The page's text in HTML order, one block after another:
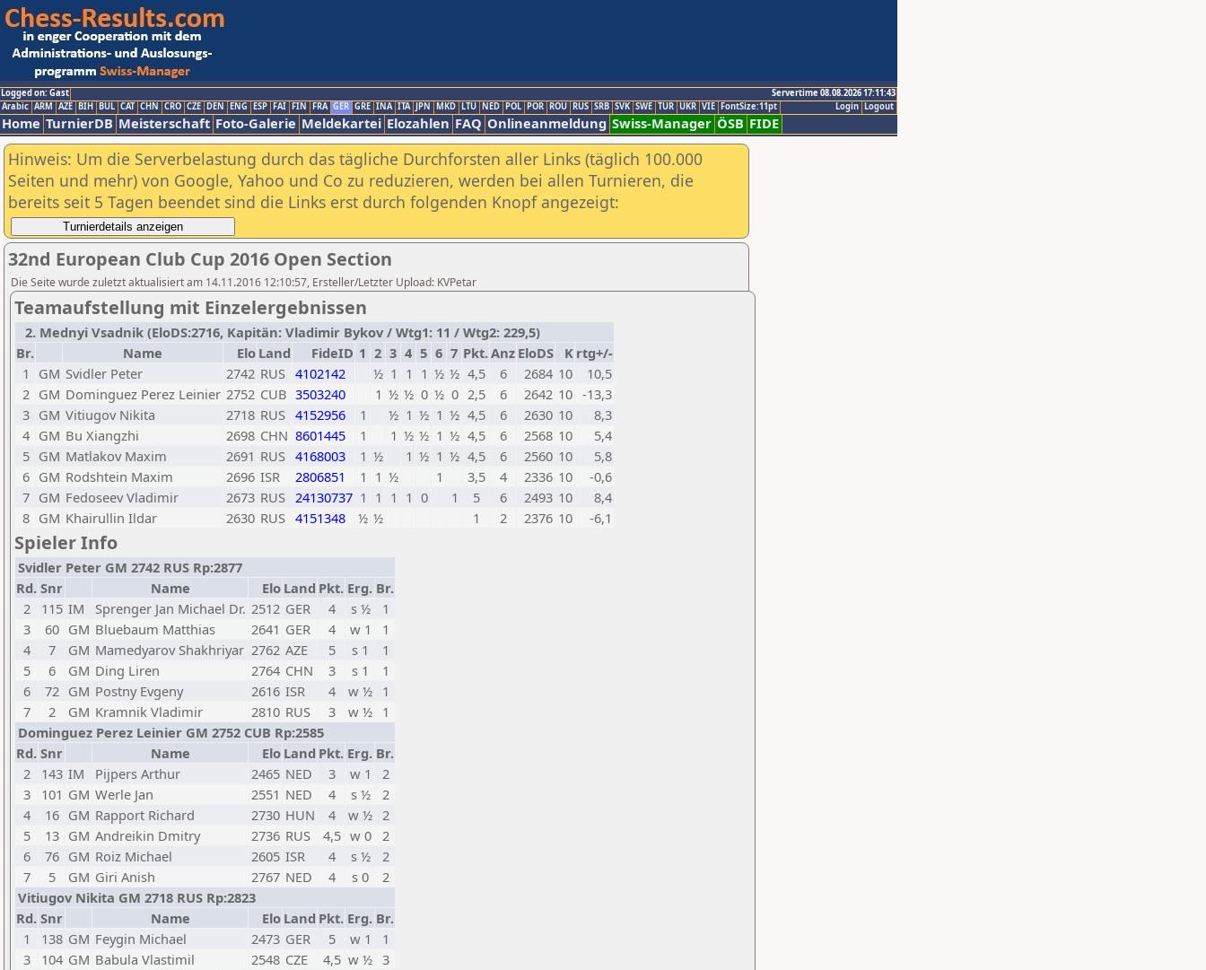
Logged on: Gast
Servertime 08.08.2026 17:11:43
Logout
Login
Arabic ARM AZE BIH BUL CAT CHN CRO CZE DEN ENG ESP FAI FIN FRA GER GRE INA ITA JPN MKD LTU NED POL POR ROU RUS SRB SVK SWE TUR UKR VIE FontSize:11pt
Home TurnierDB Meisterschaft Foto-Galerie Meldekartei Elozahlen FAQ Onlineanmeldung Swiss-Manager ÖSB FIDE
Hinweis: Um die Serverbelastung durch das tägliche Durchforsten aller Links (täglich 100.000
Seiten und mehr) von Google, Yahoo und Co zu reduzieren, werden bei allen Turnieren, die
bereits seit 5 Tagen beendet sind die Links erst durch folgenden Knopf angezeigt:
32nd European Club Cup 2016 Open Section
Die Seite wurde zuletzt aktualisiert am 14.11.2016 12:10:57, Ersteller/Letzter Upload: KVPetar
Teamaufstellung mit Einzelergebnissen
2. Mednyi Vsadnik (EloDS:2716, Kapitän: Vladimir Bykov / Wtg1: 11 / Wtg2: 229,5)
Br.
Name Elo Land FideID 1 2 3 4 5 6 7 Pkt.Anz EloDS K rtg+/-
1
GM Svidler Peter 2742 RUS 4102142 ½ 1 1 1 ½ ½ 4,5 6 2684 10
10,5
2 GM Dominguez Perez Leinier 2752 CUB 3503240 1 ½ ½ 0 ½ 0 2,5 6 2642 10 -13,3
3 GM Vitiugov Nikita 2718 RUS 4152956 1 ½ 1 ½ 1 ½ 4,5 6 2630 10
8,3
4 GM Bu Xiangzhi 2698 CHN 8601445 1 1 ½ ½ 1 ½ 4,5 6 2568 10
5,4
5 GM Matlakov Maxim 2691 RUS 4168003 1 ½ 1 ½ 1 ½ 4,5 6 2560 10
5,8
6 GM Rodshtein Maxim 2696 ISR 2806851 1 1 ½ 1 3,5 4 2336 10
-0,6
7 GM Fedoseev Vladimir 2673 RUS 24130737 1 1 1 1 0 1 5 6 2493 10
8,4
8 GM Khairullin Ildar 2630 RUS 4151348 ½ ½ 1 2 2376 10 -6,1
Spieler Info
Svidler Peter GM 2742 RUS Rp:2877
Rd. Snr Name Elo Land Pkt. Erg. Br.
2
115 IM Sprenger Jan Michael Dr. 2512 GER 4 s ½
1
3
60 GM Bluebaum Matthias 2641 GER 4 w 1
1
4
7 GM Mamedyarov Shakhriyar 2762 AZE 5 s 1
1
5
6 GM Ding Liren 2764 CHN 3 s 1
1
6
72 GM Postny Evgeny 2616 ISR 4 w ½ 1
7
2 GM Kramnik Vladimir 2810 RUS 3 w ½ 1
Dominguez Perez Leinier GM 2752 CUB Rp:2585
Rd. Snr Name Elo Land Pkt. Erg. Br.
2
143 IM Pijpers Arthur 2465 NED 3 w 1
2
3
101 GM Werle Jan 2551 NED 4 s ½
2
4
16 GM Rapport Richard 2730 HUN 4 w ½ 2
5
13 GM Andreikin Dmitry 2736 RUS 4,5 w 0
2
6
76 GM Roiz Michael 2605 ISR 4 s ½
2
7
5 GM Giri Anish 2767 NED 4 s 0
2
Vitiugov Nikita GM 2718 RUS Rp:2823
Rd. Snr Name Elo Land Pkt. Erg. Br.
1
138 GM Feygin Michael 2473 GER 5 w 1
1
3
104 GM Babula Vlastimil 2548 CZE 4,5 w ½ 3